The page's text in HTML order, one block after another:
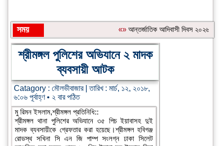
সময়
শিরোনাম:
«»আন্তর্জাতিক আদিবাসী দিবস ২০২৬:
শ্রীমঙ্গল পুলিশের অভিযানে ২ মাদক
ব্যবসায়ী আটক
Catagory :মৌলভীবাজার| তারিখ : মার্চ, ১২, ২০১৮,
৬:০৬ পূর্বাহ্ণ • ২ বার পঠিত
মু রিমন ইসলাম,শ্রীমঙ্গল প্রতিনিধি::
শ্রীমঙ্গল থানা পুলিশের অভিযানে ৩৫ পিচ ইয়াবাসহ দুই
মাদক ব্যবসায়ীকে গ্রেফতার করা হয়েছে।শ্রীমঙ্গল হবিগঞ্জ
রোডস্থ সখিনা সি এন জি পাম্প সংলগ্ন ঢাকা সিলেট